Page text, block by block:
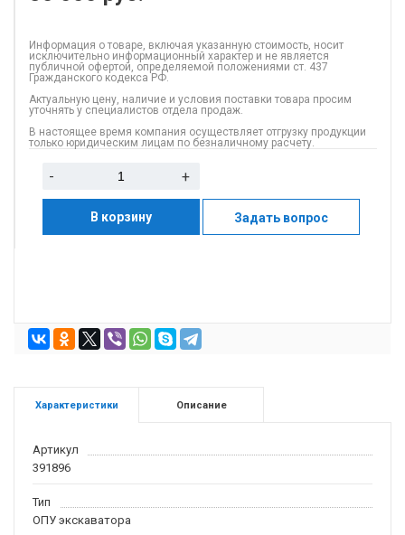
Информация о товаре, включая указанную стоимость, носит
исключительно информационный характер и не является
публичной офертой, определяемой положениями ст. 437
Гражданского кодекса РФ.
Актуальную цену, наличие и условия поставки товара просим
уточнять у специалистов отдела продаж.
В настоящее время компания осуществляет отгрузку продукции
только юридическим лицам по безналичному расчету.
- +
В корзину Задать вопрос
Характеристики Описание
Артикул
391896
Тип
ОПУ экскаватора